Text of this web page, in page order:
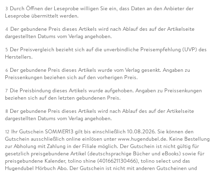
3 Durch Öffnen der Leseprobe willigen Sie ein, dass Daten an den Anbieter der
Leseprobe übermittelt werden.
4 Der gebundene Preis dieses Artikels wird nach Ablauf des auf der Artikelseite
dargestellten Datums vom Verlag angehoben.
5 Der Preisvergleich bezieht sich auf die unverbindliche Preisempfehlung (UVP) des
Herstellers.
6 Der gebundene Preis dieses Artikels wurde vom Verlag gesenkt. Angaben zu
Preissenkungen beziehen sich auf den vorherigen Preis.
7 Die Preisbindung dieses Artikels wurde aufgehoben. Angaben zu Preissenkungen
beziehen sich auf den letzten gebundenen Preis.
8 Der gebundene Preis dieses Artikels wird nach Ablauf des auf der Artikelseite
dargestellten Datums vom Verlag angehoben.
12 Ihr Gutschein SOMMER13 gilt bis einschließlich 10.08.2026. Sie können den
Gutschein ausschließlich online einlösen unter www.hugendubel.de. Keine Bestellung
zur Abholung mit Zahlung in der Filiale möglich. Der Gutschein ist nicht gültig für
gesetzlich preisgebundene Artikel (deutschsprachige Bücher und eBooks) sowie für
preisgebundene Kalender, tolino shine (4016621130466), tolino select und das
Hugendubel Hörbuch Abo. Der Gutschein ist nicht mit anderen Gutscheinen und